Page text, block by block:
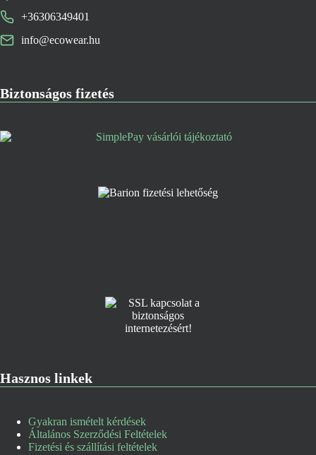
+36306349401
info@ecowear.hu
Biztonságos fizetés
Hasznos linkek
Gyakran ismételt kérdések
Általános Szerződési Feltételek
Fizetési és szállítási feltételek